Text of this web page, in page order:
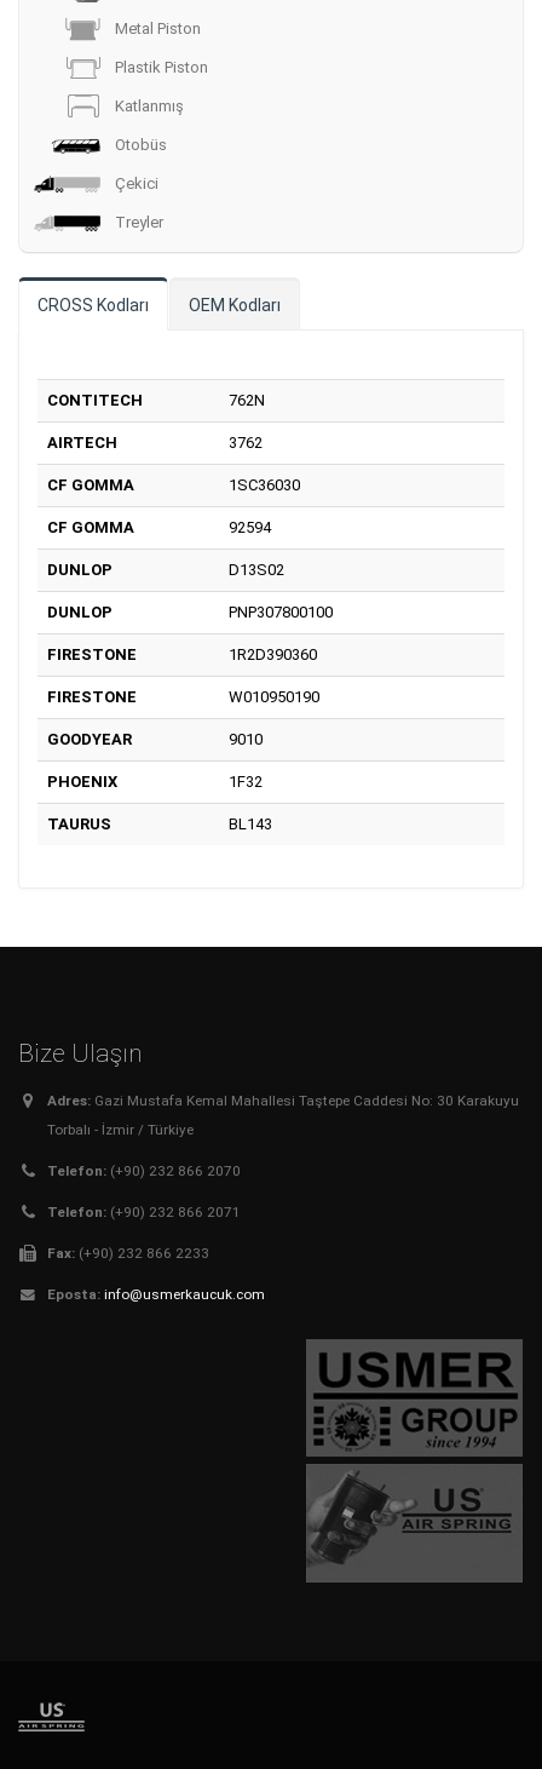
Metal Piston
Plastik Piston
Katlanmış
Otobüs
Çekici
Treyler
CROSS Kodları OEM Kodları
CONTITECH 762N
AIRTECH 3762
CF GOMMA 1SC36030
CF GOMMA 92594
DUNLOP D13S02
DUNLOP PNP307800100
FIRESTONE 1R2D390360
FIRESTONE W010950190
GOODYEAR 9010
PHOENIX 1F32
TAURUS BL143
Bize Ulaşın
Adres: Gazi Mustafa Kemal Mahallesi Taştepe Caddesi No: 30 Karakuyu
Torbalı - İzmir / Türkiye
Telefon: (+90) 232 866 2070
Telefon: (+90) 232 866 2071
Fax: (+90) 232 866 2233
Eposta: info@usmerkaucuk.com